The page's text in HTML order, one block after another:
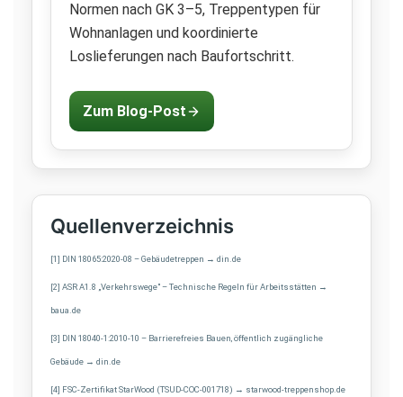
Normen nach GK 3–5, Treppentypen für
Wohnanlagen und koordinierte
Loslieferungen nach Baufortschritt.
Zum Blog-Post
Quellenverzeichnis
[1] DIN 18065:2020-08 – Gebäudetreppen → din.de
[2] ASR A1.8 „Verkehrswege" – Technische Regeln für Arbeitsstätten →
baua.de
[3] DIN 18040-1:2010-10 – Barrierefreies Bauen, öffentlich zugängliche
Gebäude → din.de
[4] FSC-Zertifikat StarWood (TSUD-COC-001718) → starwood-treppenshop.de